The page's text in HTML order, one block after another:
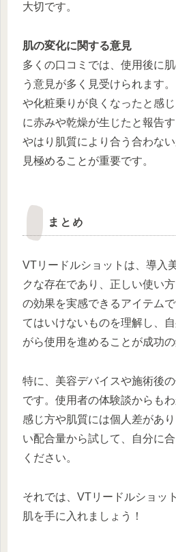
大切です。
肌の変化に関する意見
多くの口コミでは、使用後に
う意見が多く見受けられます
や化粧乗りが良くなったと感
に赤みや乾燥が生じたと報告
やはり肌質により合う合わな
見極めることが重要です。
まとめ
VTリードルショットは、導入
クな存在であり、正しい使い
の効果を実感できるアイテム
てはいけないものを理解し、
がら使用を進めることが成功の
特に、美容デバイスや施術後
です。使用者の体験談からも
感じ方や肌質には個人差があ
い配合量から試して、自分に
ください。
それでは、VTリードルショッ
肌を手に入れましょう！